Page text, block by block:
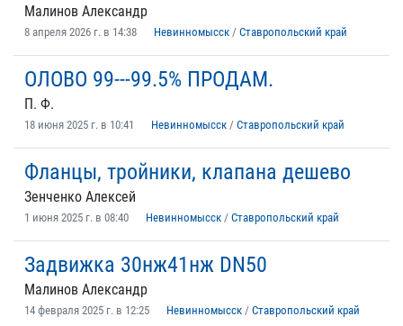
Малинов Александр
8 апреля 2026 г. в 14:38 Невинномысск / Ставропольский край
ОЛОВО 99---99.5% ПРОДАМ.
П. Ф.
18 июня 2025 г. в 10:41 Невинномысск / Ставропольский край
Фланцы, тройники, клапана дешево
Зенченко Алексей
1 июня 2025 г. в 08:40 Невинномысск / Ставропольский край
Задвижка 30нж41нж DN50
Малинов Александр
14 февраля 2025 г. в 12:25 Невинномысск / Ставропольский край